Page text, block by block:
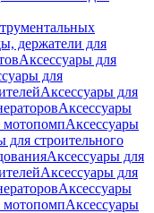
держатели для
Аксессуары для
для
Аксессуары для
Аксессуары
мотопомпАксессуары
для строительного
Аксессуары для
Аксессуары для
Аксессуары
мотопомпАксессуары